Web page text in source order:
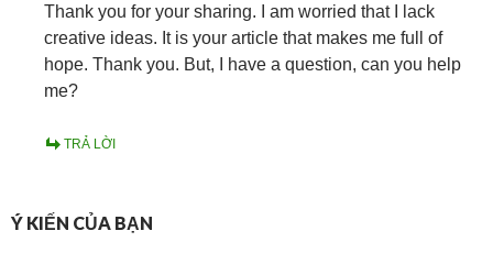
Thank you for your sharing. I am worried that I lack
creative ideas. It is your article that makes me full of
hope. Thank you. But, I have a question, can you help
me?
TRẢ LỜI
Ý KIẾN CỦA BẠN